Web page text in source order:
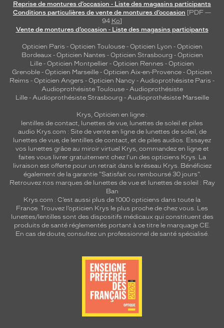
Reprise de montures d’occasion - Liste des magasins participants
Conditions particulières de vente de montures d’occasion [PDF —
94 Ko]
Vente de montures d’occasion - Liste des magasins participants
Opticien Paris - Opticien Toulouse- Opticien Lyon - Opticien
Bordeaux- Opticien Nantes - Opticien Strasbourg - Opticien
Lille - Opticien Montpellier - Opticien Rennes - Opticien
Grenoble - Opticien Marseille - Opticien Aix-en-Provence - Opticien
Reims - Opticien Angers - Opticien Nancy - Audioprothésiste Paris -
Audioprothésiste Toulouse- Audioprothésiste
Lille- Audioprothésiste Strasbourg - Audioprothésiste Marseille
Krys, Opticien en ligne :
lentilles de contact, lunettes de vue, lunettes de soleil et piles
audio Krys.com : Site de vente en ligne de lunettes de soleil, de
lunettes de vue, de lentilles de contact, et de piles audios. Essayez
vos lunettes grâce au miroir virtuel Krys, commandez en ligne et
faites vous livrer gratuitement chez l'un des opticiens Krys. La
livraison est offerte pour un retrait dans le réseau Krys. Bénéficiez
également de la garantie "Satisfait ou remboursé 30 jours".
Retrouvez nos marques de lunettes de vue et lunettes de soleil : Ray
Ban
Krys.com : C’est aussi plus de 1000 opticiens dans toute la
France. Trouvez l’opticien Krys le plus proche de chez vous. Les
lunettes/lentilles sont des dispositifs médicaux qui constituent des
produits de santé réglementés portant à ce titre le marquage CE.
En cas de doute, consultez un professionnel de santé spécialisé.